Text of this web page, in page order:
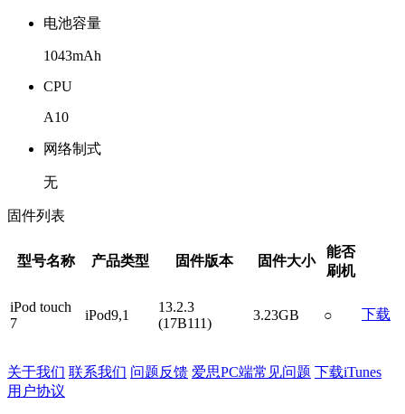
电池容量
1043mAh
CPU
A10
网络制式
无
固件列表
型号名称 产品类型 固件版本 固件大小
能否
刷机
iPod touch
7
iPod9,1
13.2.3
(17B111)
3.23GB ○ 下载
关于我们 联系我们 问题反馈 爱思PC端常见问题 下载iTunes
用户协议